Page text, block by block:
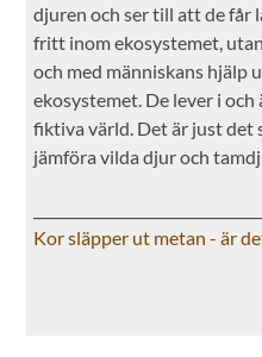
djuren och ser till att de får
fritt inom ekosystemet,
och med människans hjälp
ekosystemet. De lever i och
fiktiva värld. Det är just det
jämföra vilda djur och
Kor släpper ut metan - är